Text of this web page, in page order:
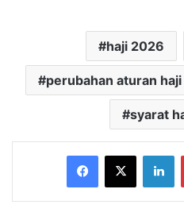
haji 2026
perubahan aturan haji
syarat
Facebook
X